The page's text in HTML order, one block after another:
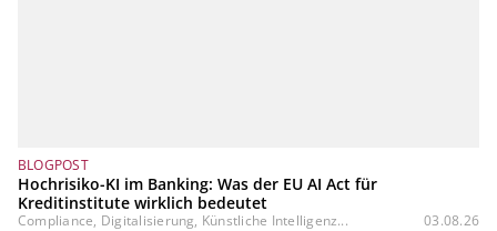
BLOGPOST
Hochrisiko-KI im Banking: Was der EU AI Act für
Kreditinstitute wirklich bedeutet
Compliance, Digitalisierung, Künstliche Intelligenz... 03.08.26